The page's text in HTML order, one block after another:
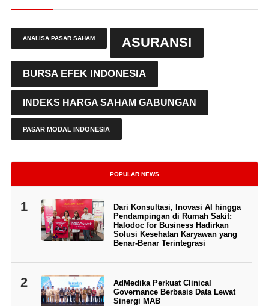
ANALISA PASAR SAHAM ASURANSI
BURSA EFEK INDONESIA
INDEKS HARGA SAHAM GABUNGAN
PASAR MODAL INDONESIA
POPULAR NEWS
1
Dari Konsultasi, Inovasi AI hingga
Pendampingan di Rumah Sakit:
Halodoc for Business Hadirkan
Solusi Kesehatan Karyawan yang
Benar-Benar Terintegrasi
2
AdMedika Perkuat Clinical
Governance Berbasis Data Lewat
Sinergi MAB